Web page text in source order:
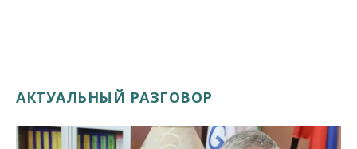
АКТУАЛЬНЫЙ РАЗГОВОР